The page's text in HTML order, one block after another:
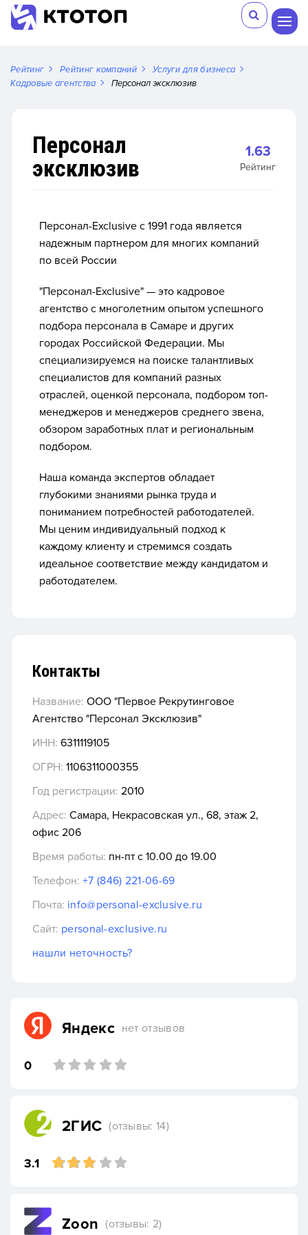
Рейтинг Рейтинг компаний
Услуги для бизнеса
Кадровые агентства
Персонал эксклюзив
Персонал
эксклюзив
1.63
Рейтинг
Персонал-Exclusive c 1991 года является
надежным партнером для многих компаний
по всей России
"Персонал-Exclusive" — это кадровое
агентство с многолетним опытом успешного
подбора персонала в Самаре и других
городах Российской Федерации. Мы
специализируемся на поиске талантливых
специалистов для компаний разных
отраслей, оценкой персонала, подбором топ-
менеджеров и менеджеров среднего звена,
обзором заработных плат и региональным
подбором.
Наша команда экспертов обладает
глубокими знаниями рынка труда и
пониманием потребностей работодателей.
Мы ценим индивидуальный подход к
каждому клиенту и стремимся создать
идеальное соответствие между кандидатом и
работодателем.
Контакты
Название: ООО "Первое Рекрутинговое
Агентство "Персонал Эксклюзив"
ИНН: 6311119105
ОГРН: 1106311000355
Год регистрации: 2010
Адрес: Самара, Некрасовская ул., 68, этаж 2,
офис 206
Время работы: пн-пт с 10.00 до 19.00
Телефон: +7 (846) 221-06-69
Почта: info@personal-exclusive.ru
Сайт: personal-exclusive.ru
нашли неточность?
Яндекс нет отзывов
0
2ГИС (отзывы: 14)
3.1
Zoon (отзывы: 2)